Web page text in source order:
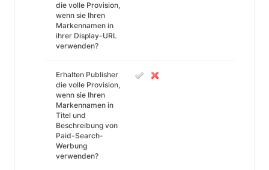
die volle Provision,
wenn sie Ihren
Markennamen in
ihrer Display-URL
verwenden?
Erhalten Publisher
die volle Provision,
wenn sie Ihren
Markennamen in
Titel und
Beschreibung von
Paid-Search-
Werbung
verwenden?